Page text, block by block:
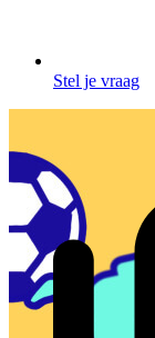
Stel je vraag